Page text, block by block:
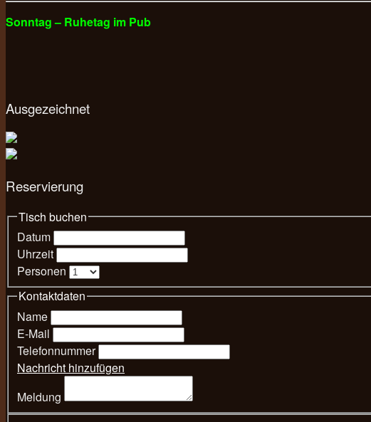
Sonntag – Ruhetag im Pub
Ausgezeichnet
Reservierung
Tisch buchen
Datum
Uhrzeit
Personen
Kontaktdaten
Name
E-Mail
Telefonnummer
Nachricht hinzufügen
Meldung